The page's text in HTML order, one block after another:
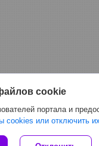
cookie
портала и
cookies или отключить